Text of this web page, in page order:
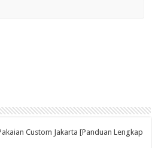
Custom Jakarta [Panduan Lengkap